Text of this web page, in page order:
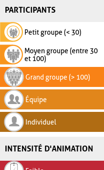
PARTICIPANTS
Petit groupe (< 30)
Moyen groupe (entre 30
et 100)
Grand groupe (> 100)
Équipe
Individuel
INTENSITÉ D'ANIMATION